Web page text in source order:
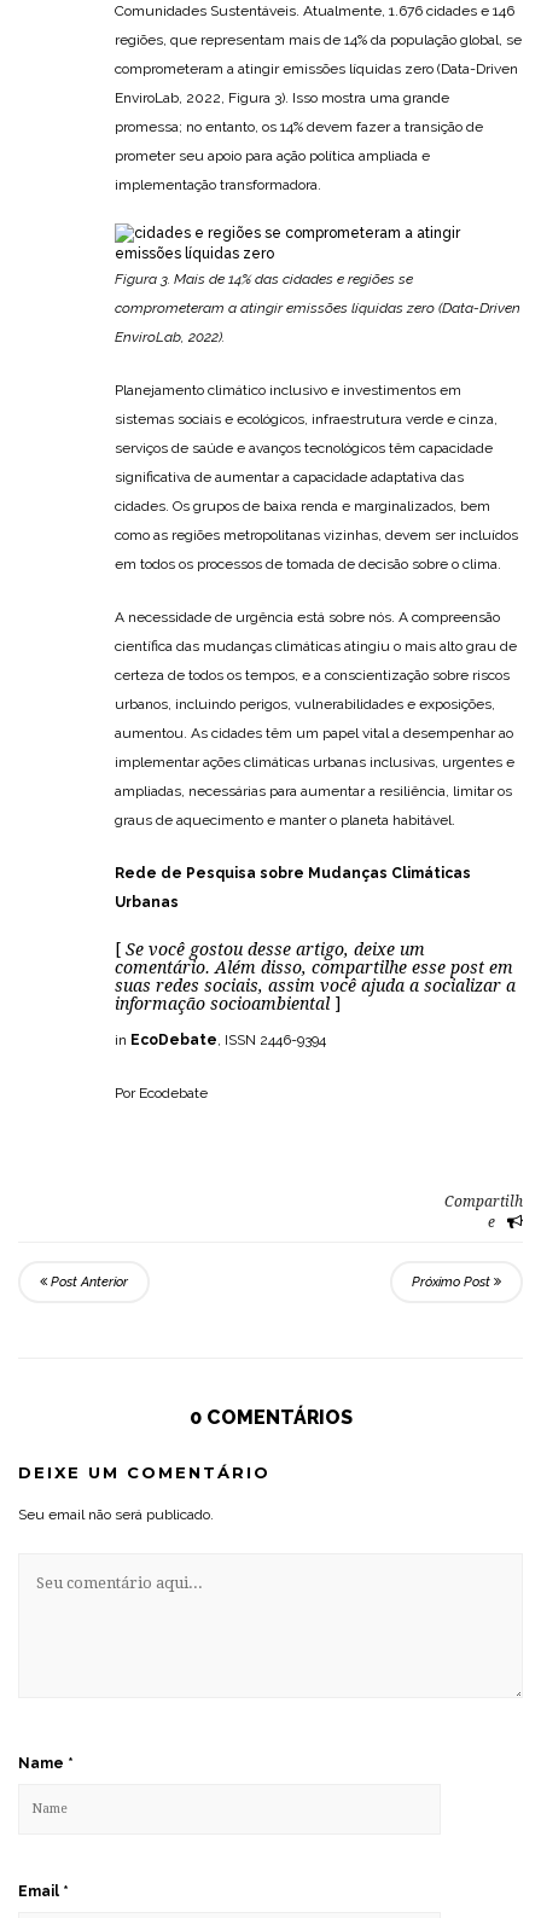
Comunidades Sustentáveis. Atualmente, 1.676 cidades e 146
regiões, que representam mais de 14% da população global, se
comprometeram a atingir emissões líquidas zero (Data-Driven
EnviroLab, 2022, Figura 3). Isso mostra uma grande
promessa; no entanto, os 14% devem fazer a transição de
prometer seu apoio para ação política ampliada e
implementação transformadora.
Figura 3. Mais de 14% das cidades e regiões se
comprometeram a atingir emissões líquidas zero (Data-Driven
EnviroLab, 2022).
Planejamento climático inclusivo e investimentos em
sistemas sociais e ecológicos, infraestrutura verde e cinza,
serviços de saúde e avanços tecnológicos têm capacidade
significativa de aumentar a capacidade adaptativa das
cidades. Os grupos de baixa renda e marginalizados, bem
como as regiões metropolitanas vizinhas, devem ser incluídos
em todos os processos de tomada de decisão sobre o clima.
A necessidade de urgência está sobre nós. A compreensão
científica das mudanças climáticas atingiu o mais alto grau de
certeza de todos os tempos, e a conscientização sobre riscos
urbanos, incluindo perigos, vulnerabilidades e exposições,
aumentou. As cidades têm um papel vital a desempenhar ao
implementar ações climáticas urbanas inclusivas, urgentes e
ampliadas, necessárias para aumentar a resiliência, limitar os
graus de aquecimento e manter o planeta habitável.
Rede de Pesquisa sobre Mudanças Climáticas
Urbanas
[ Se você gostou desse artigo, deixe um
comentário. Além disso, compartilhe esse post em
suas redes sociais, assim você ajuda a socializar a
informação socioambiental ]
in EcoDebate , ISSN 2446-9394
Por Ecodebate
Compartilh
e
Post Anterior Próximo Post
0 COMENTÁRIOS
DEIXE UM COMENTÁRIO
Seu email não será publicado.
Name *
Email *